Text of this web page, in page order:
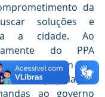
da
soluções e
a cidade. Ao
do PPA
eles reforçam o
ouvir a população,
ao governo